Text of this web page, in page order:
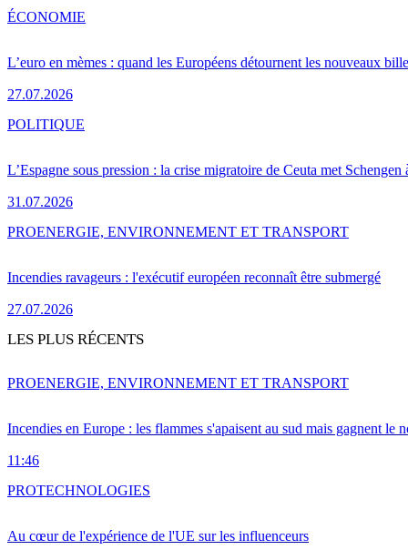
L’euro en mèmes : quand les Européens détournent les nouveaux
27.07.2026
ÉCONOMIE
L’Espagne sous pression : la crise migratoire de Ceuta met Schengen
31.07.2026
POLITIQUE
Incendies ravageurs : l'exécutif européen reconnaît être submergé
27.07.2026
PROENERGIE, ENVIRONNEMENT ET TRANSPORT
LES PLUS RÉCENTS
Incendies en Europe : les flammes s'apaisent au sud mais gagnent le
11:46
PROENERGIE, ENVIRONNEMENT ET TRANSPORT
Au cœur de l'expérience de l'UE sur les influenceurs
PROTECHNOLOGIES